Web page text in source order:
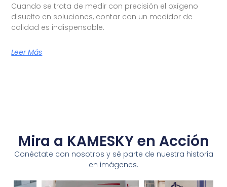
Cuando se trata de medir con precisión el oxígeno
disuelto en soluciones, contar con un medidor de
calidad es indispensable.
Leer Más
Mira a KAMESKY en Acción
Conéctate con nosotros y sé parte de nuestra historia
en imágenes.